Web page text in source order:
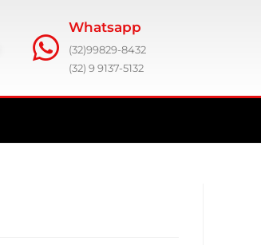
Whatsapp
(32)99829-8432
(32) 9 9137-5132